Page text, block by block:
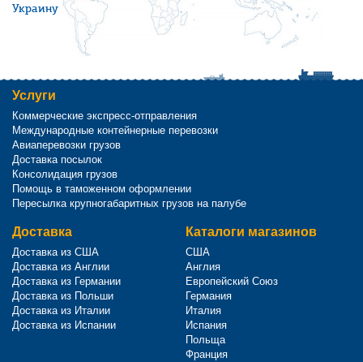
Украину
Услуги
Коммерческие экспресс-отправления
Международные контейнерные перевозки
Авиаперевозки грузов
Доставка посылок
Консолидация грузов
Помощь в таможенном оформлении
Пересылка крупногабаритных грузов на палубе
Доставка
Доставка из США
Доставка из Англии
Доставка из Германии
Доставка из Польши
Доставка из Италии
Доставка из Испании
Каталоги магазинов
США
Англия
Европейский Союз
Германия
Италия
Испания
Польща
Франция